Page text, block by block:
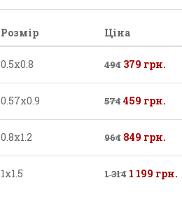
Розмір Ціна
0.5х0.8 494 379 грн.
0.57х0.9 574459 грн.
0.8х1.2 964 849 грн.
1х1.5 1 314 1 199 грн.